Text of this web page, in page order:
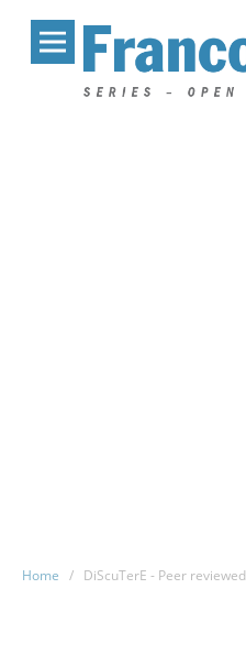
Home / DiScuTerE - Peer reviewed